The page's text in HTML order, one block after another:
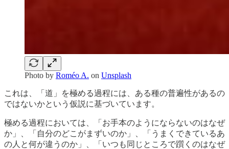
Photo by Roméo A. on Unsplash
これは、「道」を極める過程には、ある種の普遍性があるの
ではないかという仮説に基づいています。
極める過程においては、「お手本のようにならないのはなぜ
か」、「自分のどこがまずいのか」、「うまくできているあ
の人と何が違うのか」、「いつも同じところで躓くのはなぜ